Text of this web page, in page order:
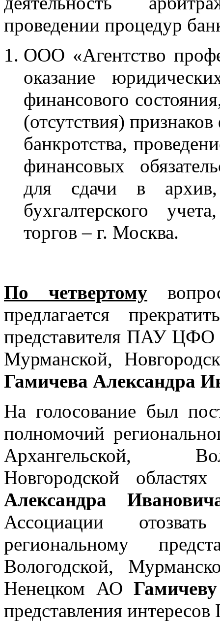
проведении процедур
ООО «Агентство
оказание
финансового
(отсутствия)
банкротства,
финансовых
для сдачи в архив,
бухгалтерского
торгов – г. Москва.
По четвертому
предлагается
представителя ПАУ ЦФО
Мурманской,
Гамичева Александра
На голосование был
полномочий
Архангельской,
Новгородской
Александра
Ассоциации
региональному
Вологодской,
Ненецком АО
представления